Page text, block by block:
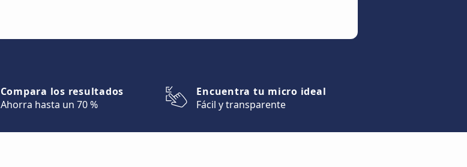
Compara los resultados
Ahorra hasta un 70 %
Encuentra tu micro ideal
Fácil y transparente